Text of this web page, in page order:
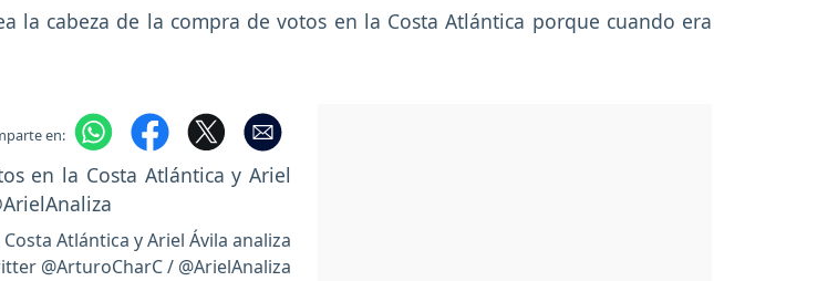
la cabeza de la compra de votos en la Costa Atlántica porque cuando era
en:
Atlántica y Ariel Ávila analiza
@ArturoCharC / @ArielAnaliza